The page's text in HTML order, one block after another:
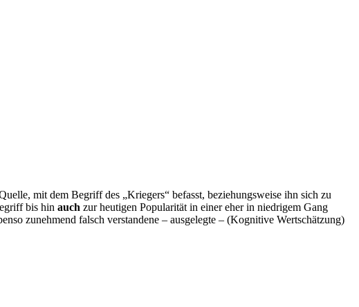
mit dem Begriff des „Kriegers“ befasst, beziehungsweise ihn sich zu
bis hin auch zur heutigen Popularität in einer eher in niedrigem Gang
zunehmend falsch verstandene – ausgelegte – (Kognitive Wertschätzung)